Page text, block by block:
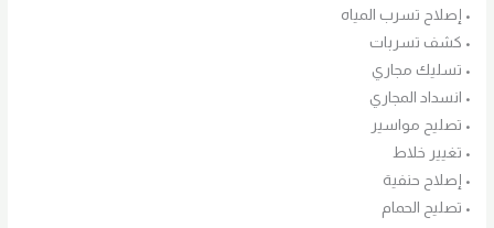
• إصلاح تسرب المياه
• كشف تسربات
• تسليك مجاري
• انسداد المجاري
• تصليح مواسير
• تغيير خلاط
• إصلاح حنفية
• تصليح الحمام